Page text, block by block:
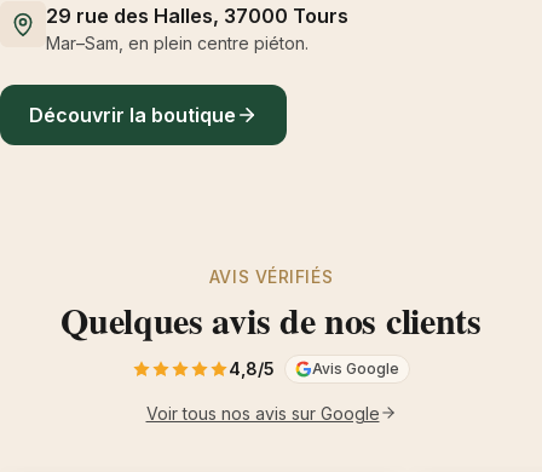
29 rue des Halles, 37000 Tours
Mar–Sam, en plein centre piéton.
Découvrir la boutique
AVIS VÉRIFIÉS
Quelques avis de nos clients
4,8/5 Avis Google
Voir tous nos avis sur Google